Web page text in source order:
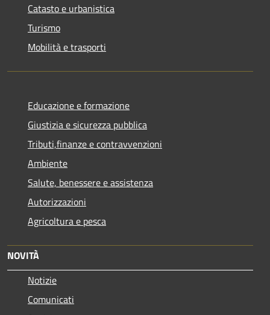
Catasto e urbanistica
Turismo
Mobilità e trasporti
Educazione e formazione
Giustizia e sicurezza pubblica
Tributi,finanze e contravvenzioni
Ambiente
Salute, benessere e assistenza
Autorizzazioni
Agricoltura e pesca
NOVITÀ
Notizie
Comunicati